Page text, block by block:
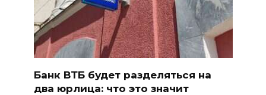
Банк ВТБ будет разделяться на
два юрлица: что это значит